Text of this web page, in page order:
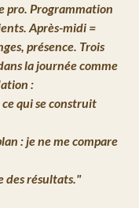
pro. Programmation
Après-midi =
présence. Trois
la journée comme
:
qui se construit
: je ne me compare
des résultats."